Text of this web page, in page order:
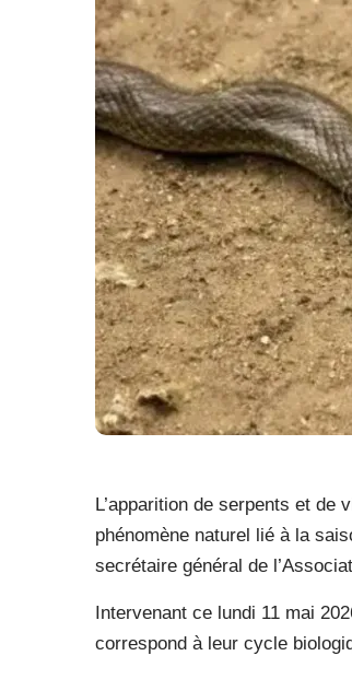
L’apparition de serpents et de
phénomène naturel lié à la
secrétaire général de
Intervenant ce lundi 11 mai
correspond à leur cycle